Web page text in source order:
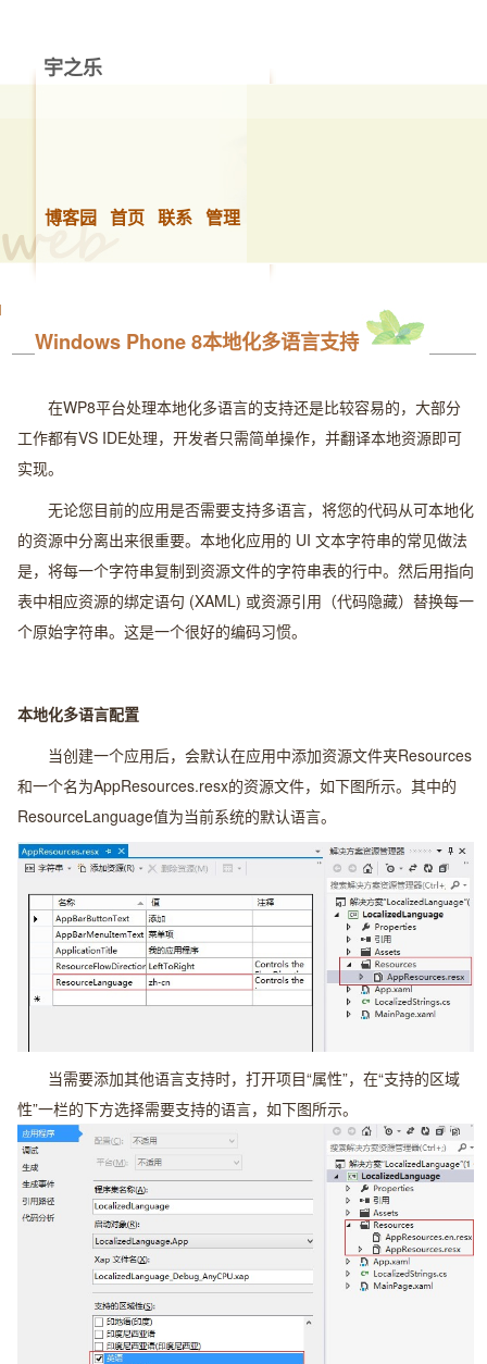
宇之乐
博客园 首页 联系 管理
Windows Phone 8本地化多语言支持
在WP8平台处理本地化多语言的支持还是比较容易的，大部分
工作都有VS IDE处理，开发者只需简单操作，并翻译本地资源即可
实现。
无论您目前的应用是否需要支持多语言，将您的代码从可本地化
的资源中分离出来很重要。本地化应用的 UI 文本字符串的常见做法
是，将每一个字符串复制到资源文件的字符串表的行中。然后用指向
表中相应资源的绑定语句 (XAML) 或资源引用（代码隐藏）替换每一
个原始字符串。这是一个很好的编码习惯。
本地化多语言配置
当创建一个应用后，会默认在应用中添加资源文件夹Resources
和一个名为AppResources.resx的资源文件，如下图所示。其中的
ResourceLanguage值为当前系统的默认语言。
当需要添加其他语言支持时，打开项目“属性”，在“支持的区域
性”一栏的下方选择需要支持的语言，如下图所示。